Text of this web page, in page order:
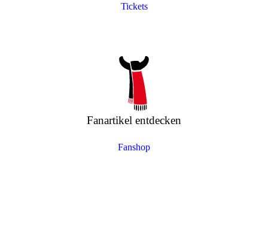
Tickets
Fanartikel entdecken
Fanshop